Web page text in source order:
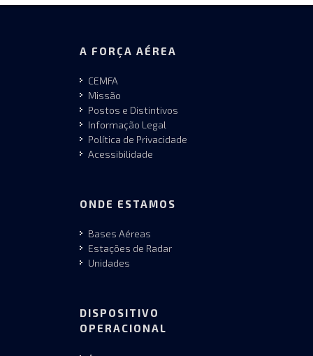
A FORÇA AÉREA
CEMFA
Missão
Postos e Distintivos
Informação Legal
Política de Privacidade
Acessibilidade
ONDE ESTAMOS
Bases Aéreas
Estações de Radar
Unidades
DISPOSITIVO
OPERACIONAL